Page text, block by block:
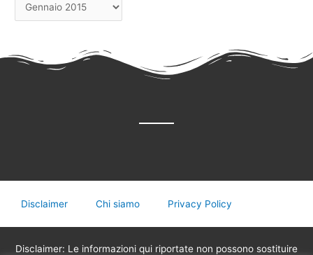
Disclaimer Chi siamo Privacy Policy
Disclaimer: Le informazioni qui riportate non possono sostituire